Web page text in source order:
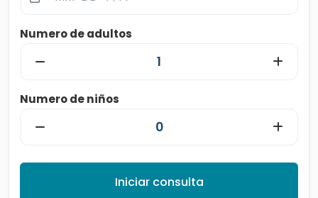
Numero de adultos
Numero de niños
Iniciar consulta